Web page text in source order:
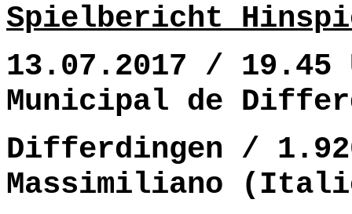
Spielbericht
13.07.2017 / 19.45
Municipal de
Differdingen /
Massimiliano